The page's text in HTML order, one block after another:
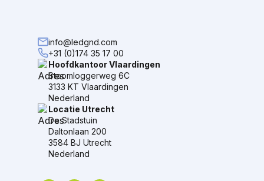
info@ledgnd.com
+31 (0)174 35 17 00
Hoofdkantoor Vlaardingen
Stoomloggerweg 6C
3133 KT Vlaardingen
Nederland
Locatie Utrecht
De Stadstuin
Daltonlaan 200
3584 BJ Utrecht
Nederland